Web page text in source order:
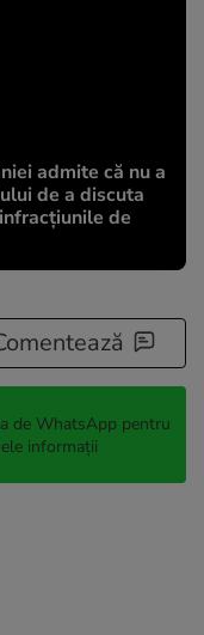
admite că nu a
de a discuta
de
de WhatsApp pentru
informații